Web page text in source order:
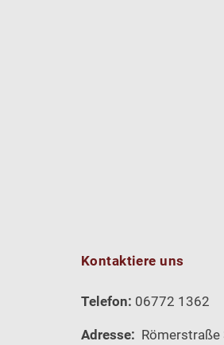
Kontaktiere uns
Telefon: 06772 1362
Adresse: Römerstraße